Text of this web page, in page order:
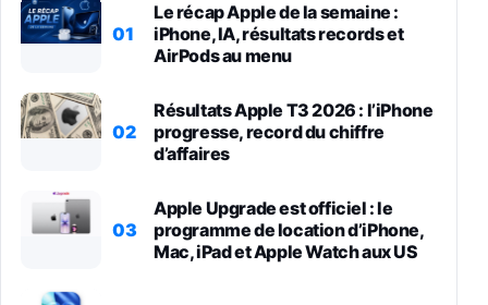
01
Le récap Apple de la semaine :
iPhone, IA, résultats records et
AirPods au menu
02
Résultats Apple T3 2026 : l’iPhone
progresse, record du chiffre
d’affaires
03
Apple Upgrade est officiel : le
programme de location d’iPhone,
Mac, iPad et Apple Watch aux US